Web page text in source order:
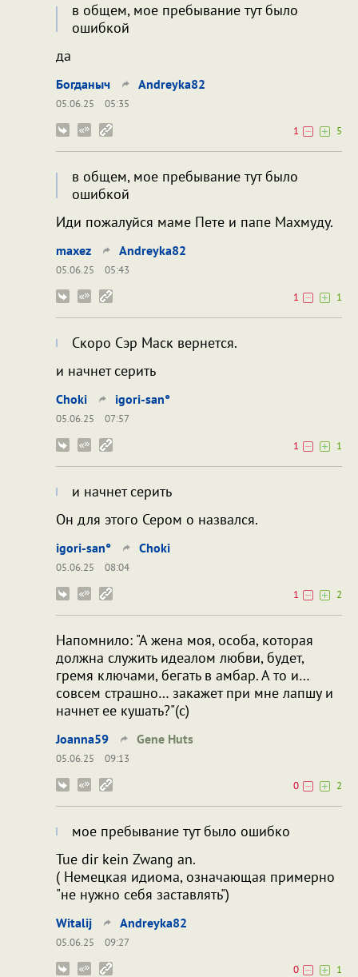
в общем, мое пребывание тут было
ошибкой
да
Богданыч Andreyka82
05.06.25
05:35
1
5
в общем, мое пребывание тут было
ошибкой
Иди пожалуйся маме Пете и папе Махмуду.
maxez Andreyka82
05.06.25
05:43
1
1
Скоро Сэр Маск вернется.
и начнет серить
Choki igori-san°
05.06.25
07:57
1
1
и начнет серить
Он для этого Сером о назвался.
igori-san° Choki
05.06.25
08:04
1
2
Напомнило: "А жена моя, особа, которая
должна служить идеалом любви, будет,
гремя ключами, бегать в амбар. А то и…
совсем страшно… закажет при мне лапшу и
начнет ее кушать?"(с)
Joanna59 Gene Huts
05.06.25
09:13
0
2
мое пребывание тут было ошибко
Tue dir kein Zwang an.
( Немецкая идиома, означающая примерно
"не нужно себя заставлять")
Witalij Andreyka82
05.06.25
09:27
0
1